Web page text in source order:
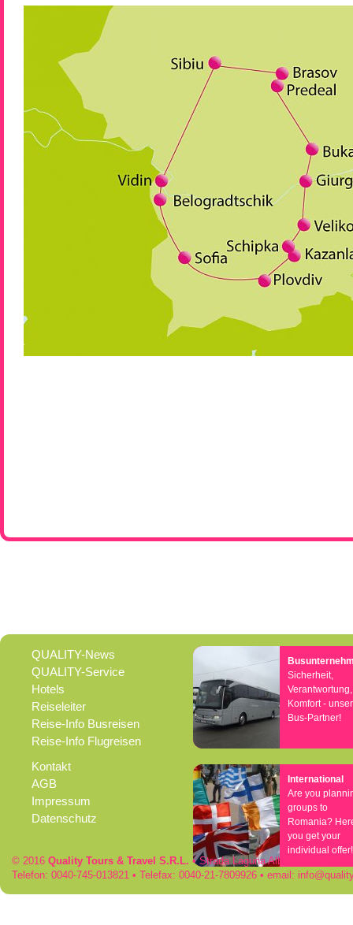
QUALITY-News
QUALITY-Service
Hotels
Reiseleiter
Reise-Info Busreisen
Reise-Info Flugreisen
Kontakt
AGB
Impressum
Datenschutz
Sicherheit,
Verantwortung,
Komfort -
Bus-Partner!
International
Are you
groups to
Romania?
you get your
individual offer!
© 2016 Quality Tours & Travel S.R.L. • Strada Laguna Albastra 50 • RO-
Telefon: 0040-745-013821 • Telefax: 0040-21-7809926 • email: info